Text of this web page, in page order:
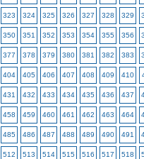
323 324 325 326 327 328 329
350 351 352 353 354 355 356
377 378 379 380 381 382 383
404 405 406 407 408 409 410
431 432 433 434 435 436 437
458 459 460 461 462 463 464
485 486 487 488 489 490 491
512 513 514 515 516 517 518